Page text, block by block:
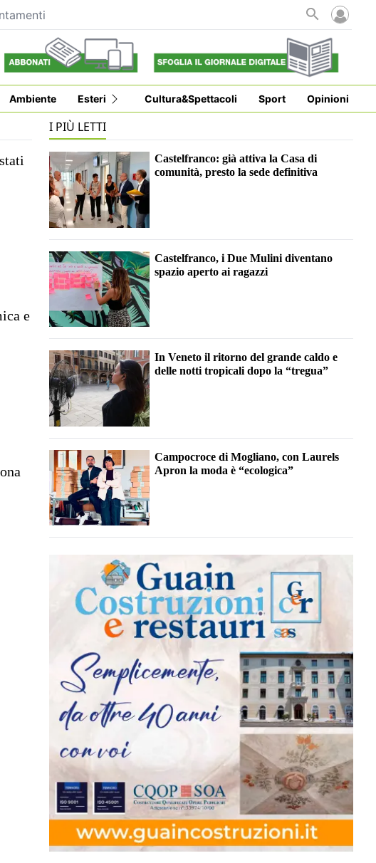
Ambiente Esteri Cultura&Spettacoli Sport Opinioni
e
I PIÙ LETTI
Castelfranco: già attiva la Casa di
comunità, presto la sede definitiva
Castelfranco, i Due Mulini diventano
spazio aperto ai ragazzi
In Veneto il ritorno del grande caldo e
delle notti tropicali dopo la “tregua”
Campocroce di Mogliano, con Laurels
Apron la moda è “ecologica”